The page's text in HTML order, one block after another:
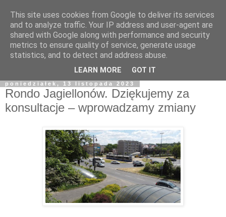
poniedziałek, 13 listopada 2023
Rondo Jagiellonów. Dziękujemy za
konsultacje – wprowadzamy zmiany
This site uses cookies from Google to deliver its services
and to analyze traffic. Your IP address and user-agent are
shared with Google along with performance and security
metrics to ensure quality of service, generate usage
statistics, and to detect and address abuse.
LEARN MORE GOT IT